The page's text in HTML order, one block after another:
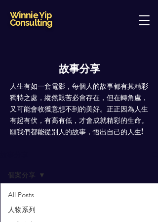
Winnie Yip
Consulting
故事分享
人生有如一套電影，每個人的故事都有其精彩
獨特之處，縱然艱苦必會存在，但在轉角處，
又可能會收獲意想不到的美好。正正因為人生
有起有伏，有高有低，才會成就精彩的生命。
願我們都能從別人的故事，悟出自己的人生!
All Posts
人物系列
個案分享